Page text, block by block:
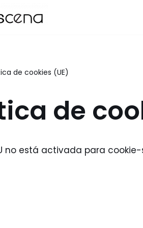
de cookies (UE)
de
no está activada para